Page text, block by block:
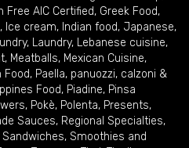
Free AIC Certified, Greek Food,
, Ice cream, Indian food, Japanese,
, Laundry, Lebanese cuisine,
, Meatballs, Mexican Cuisine,
Food, Paella, panuozzi, calzoni &
Food, Piadine, Pinsa
, Pokè, Polenta, Presents,
Sauces, Regional Specialties,
Sandwiches, Smoothies and